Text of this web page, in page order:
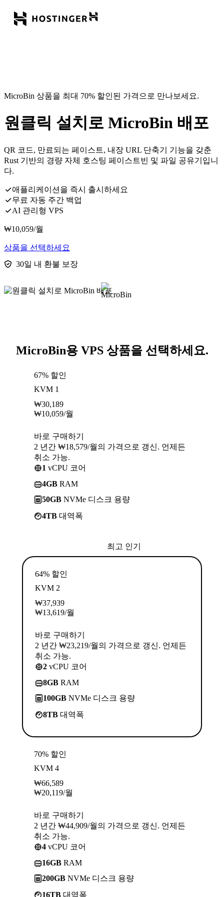
MicroBin 상품을 최대 70% 할인된 가격으로 만나보세요.
원클릭 설치로 MicroBin 배포
QR 코드, 만료되는 페이스트, 내장 URL 단축기 기능을 갖춘
Rust 기반의 경량 자체 호스팅 페이스트빈 및 파일 공유기입니
다.
애플리케이션을 즉시 출시하세요
무료 자동 주간 백업
AI 관리형 VPS
₩10,059/월
상품을 선택하세요
30일 내 환불 보장
MicroBin용 VPS 상품을 선택하세요.
67% 할인
KVM 1
₩30,189
₩10,059/월
바로 구매하기
2 년간 ₩18,579/월의 가격으로 갱신. 언제든
취소 가능.
1 vCPU 코어
4GB RAM
50GB NVMe 디스크 용량
4TB 대역폭
최고 인기
64% 할인
KVM 2
₩37,939
₩13,619/월
바로 구매하기
2 년간 ₩23,219/월의 가격으로 갱신. 언제든
취소 가능.
2 vCPU 코어
8GB RAM
100GB NVMe 디스크 용량
8TB 대역폭
70% 할인
KVM 4
₩66,589
₩20,119/월
바로 구매하기
2 년간 ₩44,909/월의 가격으로 갱신. 언제든
취소 가능.
4 vCPU 코어
16GB RAM
200GB NVMe 디스크 용량
16TB 대역폭